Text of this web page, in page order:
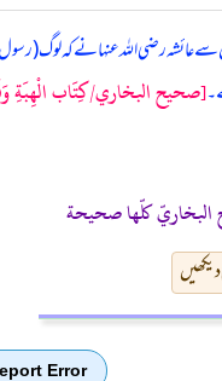
عائشہ رضی اللہ عنہا نے کہلوگ (رسول
[صحيح البخاري/كِتَاب الْهِبَةِ
كلّها صحيحة
Error